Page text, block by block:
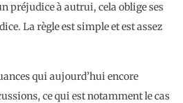
préjudice à autrui, cela oblige ses
La règle est simple et est assez
qui aujourd’hui encore
ce qui est notamment le cas